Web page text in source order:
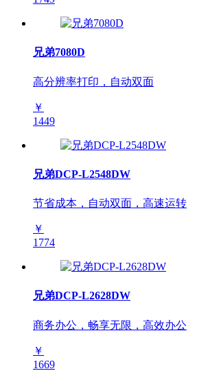
兄弟7080D
高分辨率打印，自动双面
￥
1449
兄弟DCP-L2548DW
节省成本，自动双面，高速运转
￥
1774
兄弟DCP-L2628DW
商务办公，畅享无限，高效办公
￥
1669